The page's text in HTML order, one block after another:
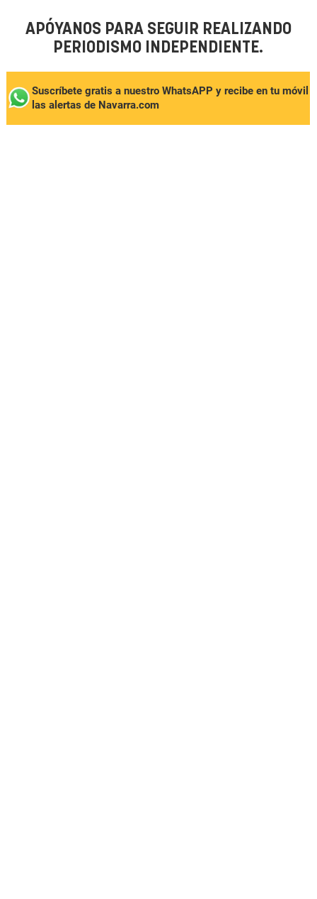
APÓYANOS PARA SEGUIR REALIZANDO
PERIODISMO INDEPENDIENTE.
Suscríbete gratis a nuestro WhatsAPP y recibe en tu móvil
las alertas de Navarra.com